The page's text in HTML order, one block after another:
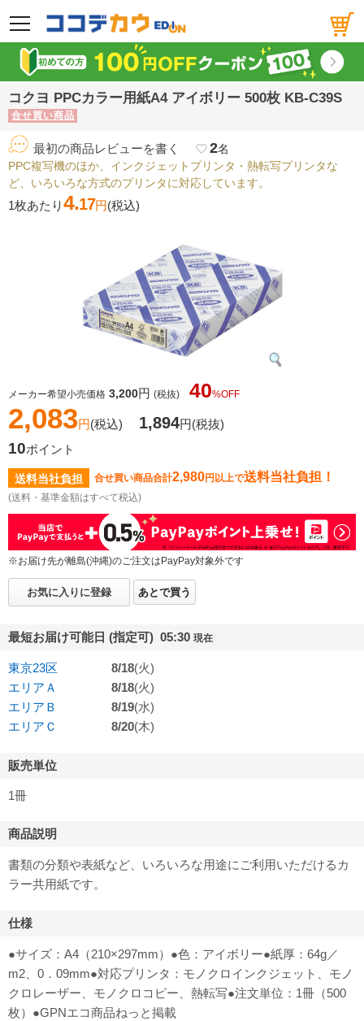
メニュー
コクヨ PPCカラー用紙A4 アイボリー 500枚 KB-C39S
合せ買い商品
最初の商品レビューを書く favorite_border2名
PPC複写機のほか、インクジェットプリンタ・熱転写プリンタな
ど、いろいろな方式のプリンタに対応しています。
1枚あたり4.17円(税込)
メーカー希望小売価格 3,200円 (税抜) 40%OFF
2,083円(税込) 1,894円(税抜)
10ポイント
送料当社負担 合せ買い商品合計2,980円以上で送料当社負担！
(送料・基準金額はすべて税込)
※お届け先が離島(沖縄)のご注文はPayPay対象外です
お気に入りに登録 あとで買う
最短お届け可能日 (指定可) 05:30 現在
東京23区 8/18(火)
エリアＡ
8/18(火)
エリアＢ
8/19(水)
エリアＣ
8/20(木)
販売単位
1冊
商品説明
書類の分類や表紙など、いろいろな用途にご利用いただけるカ
ラー共用紙です。
仕様
●サイズ：A4（210×297mm）●色：アイボリー●紙厚：64g／
m2、0．09mm●対応プリンタ：モノクロインクジェット、モノ
クロレーザー、モノクロコピー、熱転写●注文単位：1冊（500
枚）●GPNエコ商品ねっと掲載